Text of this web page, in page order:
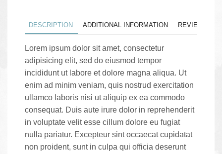
DESCRIPTION ADDITIONAL INFORMATION REVIEWS (1)
Lorem ipsum dolor sit amet, consectetur
adipisicing elit, sed do eiusmod tempor
incididunt ut labore et dolore magna aliqua. Ut
enim ad minim veniam, quis nostrud exercitation
ullamco laboris nisi ut aliquip ex ea commodo
consequat. Duis aute irure dolor in reprehenderit
in voluptate velit esse cillum dolore eu fugiat
nulla pariatur. Excepteur sint occaecat cupidatat
non proident, sunt in culpa qui officia deserunt